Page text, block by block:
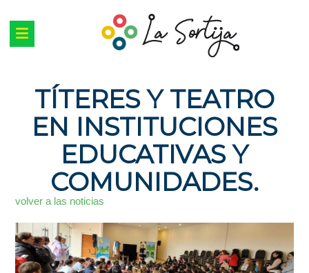
TÍTERES Y TEATRO
EN INSTITUCIONES
EDUCATIVAS Y
COMUNIDADES.
volver a las noticias